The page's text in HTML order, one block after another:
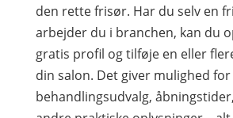
den rette frisør. Har du selv en
arbejder du i branchen, kan du
gratis profil og tilføje en eller
din salon. Det giver mulighed for
behandlingsudvalg,